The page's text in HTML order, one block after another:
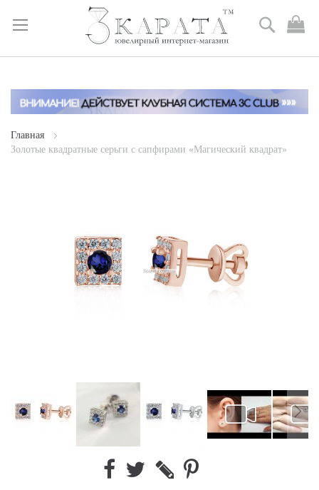
Skip
Content
Поиск
Главная
Золотые квадратные серьги с сапфирами «Магический квадрат»